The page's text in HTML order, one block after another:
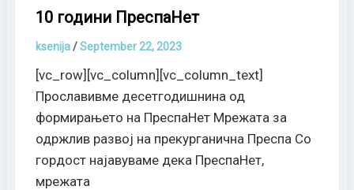
10 години ПреспаНет
ksenija/September 22, 2023
[vc_row][vc_column][vc_column_text]
Прославивме десетгодишнина од
формирањето на ПреспаНет Мрежата за
одржлив развој на прекурганична Преспа Со
гордост најавуваме дека ПреспаНет,
мрежата